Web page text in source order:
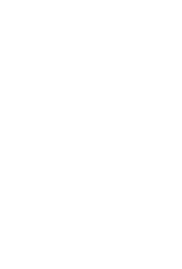
タンドや整備工場の